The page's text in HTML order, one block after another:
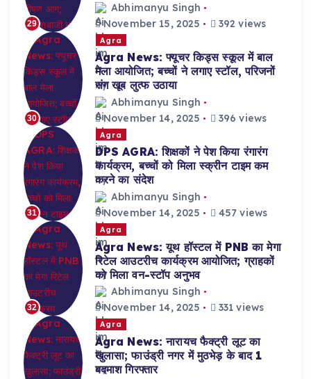
29
Abhimanyu Singh
November 15, 2025
392 views
30
Agra
Agra News: फ्यूचर किड्स स्कूल में बाल
मेला आयोजित; बच्चों ने लगाए स्टॉल, परिजनों
संग खूब लुत्फ उठाया
Abhimanyu Singh
November 14, 2025
396 views
31
Agra
DPS AGRA: शिक्षकों ने पेश किया रंगारंग
कार्यक्रम, बच्चों को मिला स्क्रीन टाइम कम
करने का संदेश
Abhimanyu Singh
November 14, 2025
457 views
32
Agra
Agra News: यूथ हॉस्टल में PNB का मेगा
रिटेल आउटरीच कार्यक्रम आयोजित; ग्राहकों
को मिला वन-स्टॉप अनुभव
Abhimanyu Singh
November 14, 2025
331 views
Agra
Agra News: नारायच फैक्ट्री लूट का
खुलासा; फाउंड्री नगर में मुठभेड़ के बाद 1
बदमाश गिरफ्तार